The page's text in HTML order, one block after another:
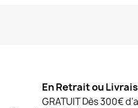
En Retrait ou
GRATUIT Dès 300€